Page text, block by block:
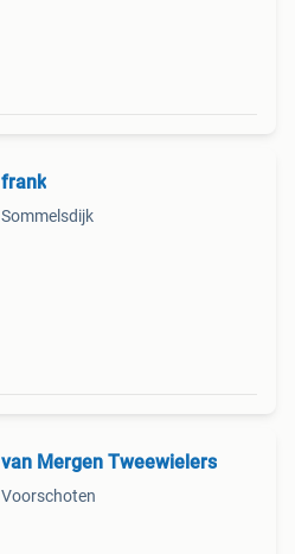
frank
Sommelsdijk
van Mergen Tweewielers
Voorschoten